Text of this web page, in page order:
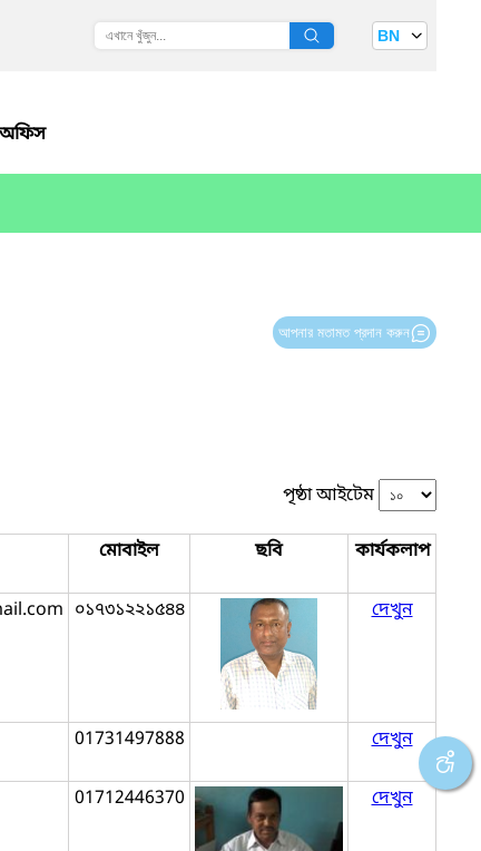
BN
আপনার মতামত প্রদান করুন
পৃষ্ঠা আইটেম
মোবাইল ছবি কার্যকলাপ
০১৭৩১২২১৫৪৪ দেখুন
01731497888 দেখুন
01712446370 দেখুন